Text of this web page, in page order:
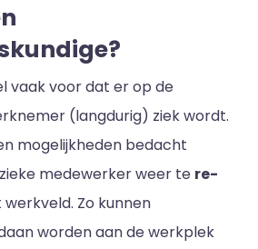
vaak voor dat er op de
(langdurig) ziek wordt.
mogelijkheden bedacht
medewerker weer te re-
werkveld. Zo kunnen
worden aan de werkplek